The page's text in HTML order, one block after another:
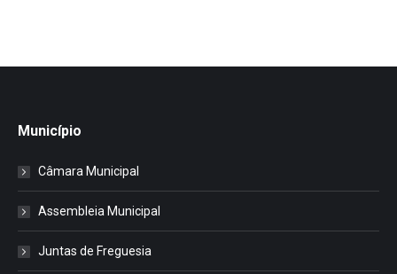
Município
Câmara Municipal
Assembleia Municipal
Juntas de Freguesia